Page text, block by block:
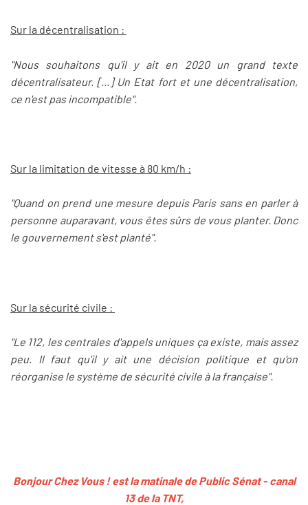
Sur la décentralisation :
"Nous souhaitons qu'il y ait en 2020 un grand texte
décentralisateur. [...] Un Etat fort et une décentralisation,
ce n'est pas incompatible".
Sur la limitation de vitesse à 80 km/h :
"Quand on prend une mesure depuis Paris sans en parler à
personne auparavant, vous êtes sûrs de vous planter. Donc
le gouvernement s'est planté".
Sur la sécurité civile :
"Le 112, les centrales d'appels uniques ça existe, mais assez
peu. Il faut qu'il y ait une décision politique et qu'on
réorganise le système de sécurité civile à la française".
Bonjour Chez Vous ! est la matinale de Public Sénat - canal
13 de la TNT,